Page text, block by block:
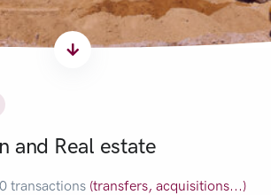
and Real estate
transactions (transfers, acquisitions...)